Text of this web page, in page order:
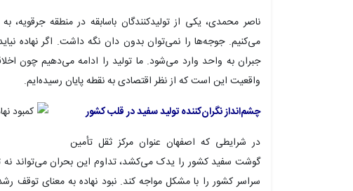
ناصر محمدی، یکی از تولیدکنندگان باسابقه در منطقهجرقویه،
می‌کنیم. جوجه‌ها را نمی‌توان بدون دان نگه داشت. اگر نهاده
جبران به واحد وارد می‌شود. ما تولید را ادامه می‌دهیم چون
واقعیت این است که از نظر اقتصادی به نقطه پایان رسیده‌ایم.
چشم‌انداز نگران‌کننده تولید سفید در قلب کشور
در شرایطی که اصفهان عنوان مرکز ثقل تأمین
گوشت سفید کشور را یدک می‌کشد، تداوم این بحران می‌تواند نه
سراسر کشور را با مشکل مواجه کند. نبود نهاده به معنای